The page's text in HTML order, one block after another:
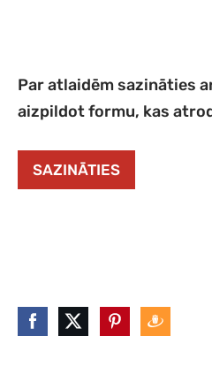
Par atlaidēm sazināties
aizpildot formu, kas
SAZINĀTIES